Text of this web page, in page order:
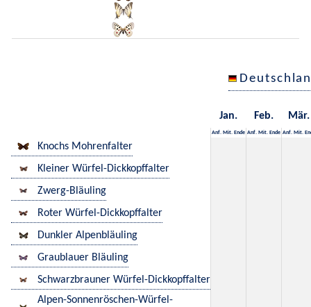
Jan. Feb. Mär.
Anf. Mit. Ende Anf. Mit. Ende Anf. Mit.
Knochs Mohrenfalter
Kleiner Würfel-Dickkopffalter
Zwerg-Bläuling
Roter Würfel-Dickkopffalter
Dunkler Alpenbläuling
Graublauer Bläuling
Schwarzbrauner Würfel-Dickkopffalter
Alpen-Sonnenröschen-Würfel-